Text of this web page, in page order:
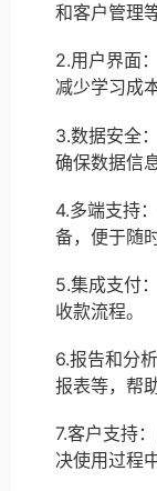
和客户管理等
2.用户界面
减少学习成本
3.数据安全
确保数据信
4.多端支持
备，便于随
5.集成支付
收款流程。
6.报告和分
报表等，帮
7.客户支持
决使用过程